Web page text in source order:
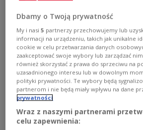
Dbamy o Twoją prywatność
My i nasi5 partnerzy przechowujemy lub
informacji na urządzeniu, takich jak unikalne
cookie w celu przetwarzania danych
zaakceptować swoje wybory lub zarządzać
również skorzystać z prawa do sprzeciwu na
uzasadnionego interesu lub w dowolnym
polityki prywatności. Te wybory będą
partnerom i nie będą miały wpływu na dane
prywatności
Wraz z naszymi partnerami
celu zapewnienia: